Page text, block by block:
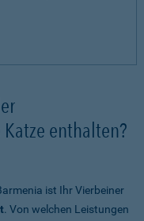
enthalten?
ist Ihr Vierbeiner
. Von welchen Leistungen